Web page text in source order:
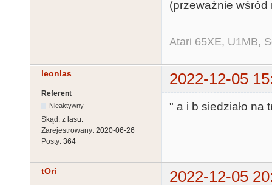
(przeważnie
Atari 65XE, U1MB,
leonlas 2022-12-05
Referent
Nieaktywny
Skąd: z lasu.
Zarejestrowany: 2020-06-26
Posty: 364
" a i b siedziało na
tOri 2022-12-05